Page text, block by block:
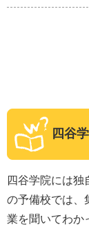
四谷
四谷学院には
の予備校では、
業を聞いてわか